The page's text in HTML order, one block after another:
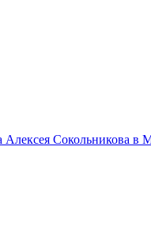
Алексея Сокольникова в